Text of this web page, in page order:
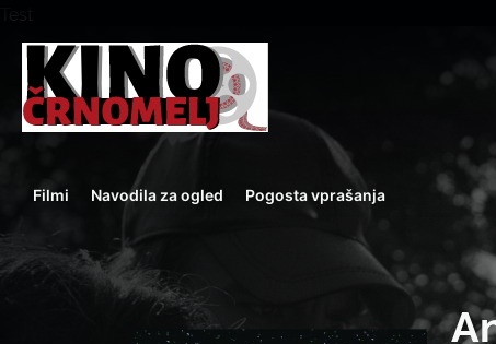
Filmi Navodila za ogled Pogosta vprašanja